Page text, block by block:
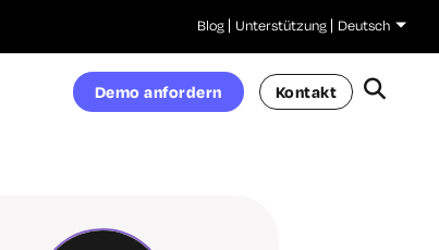
Blog Unterstützung Deutsch
Demo anfordern Kontakt